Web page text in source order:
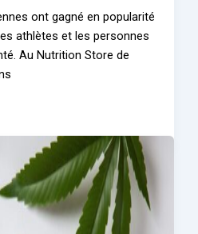
ont gagné en popularité
athlètes et les personnes
Au Nutrition Store de